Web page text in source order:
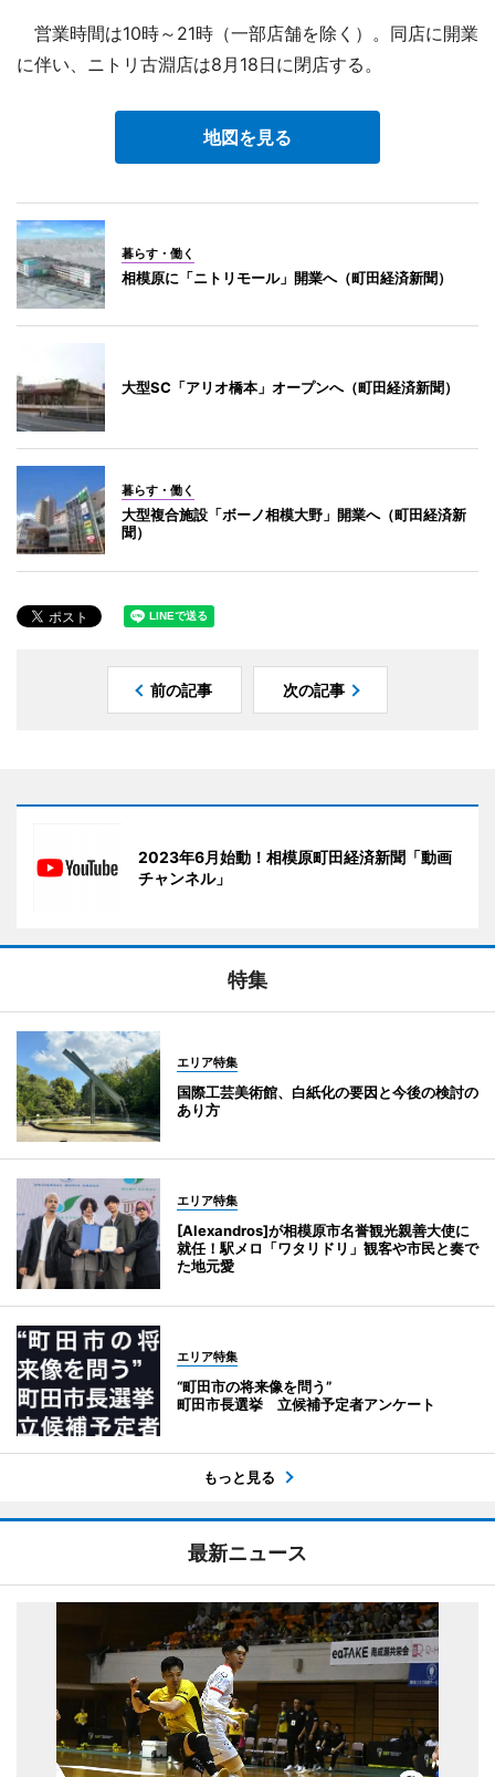
営業時間は10時～21時（一部店舗を除く）。同店に開業
に伴い、ニトリ古淵店は8月18日に閉店する。
地図を見る
暮らす・働く
相模原に「ニトリモール」開業へ（町田経済新聞）
大型SC「アリオ橋本」オープンへ（町田経済新聞）
暮らす・働く
大型複合施設「ボーノ相模大野」開業へ（町田経済新
聞）
前の記事 次の記事
2023年6月始動！相模原町田経済新聞「動画
チャンネル」
特集
エリア特集
国際工芸美術館、白紙化の要因と今後の検討の
あり方
エリア特集
[Alexandros]が相模原市名誉観光親善大使に
就任！駅メロ「ワタリドリ」観客や市民と奏で
た地元愛
エリア特集
“町田市の将来像を問う”
町田市長選挙 立候補予定者アンケート
もっと見る
最新ニュース